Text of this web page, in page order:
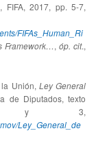
FIFA, 2017, pp. 5-7,
FIFAs_Human_Ri
Framework…,óp. cit.,
Unión, Ley General
de Diputados, texto
2 y 3,
Ley_General_de